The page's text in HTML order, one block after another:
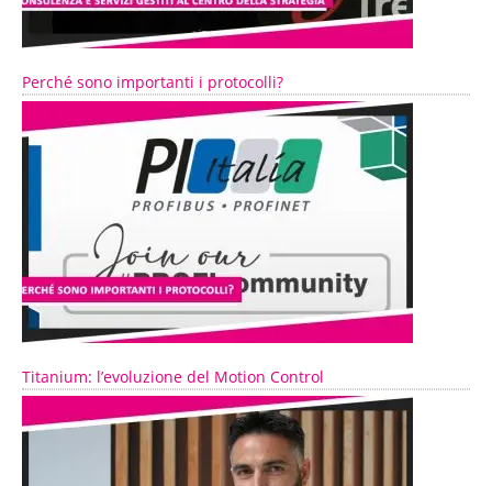
Perché sono importanti i protocolli?
Titanium: l’evoluzione del Motion Control